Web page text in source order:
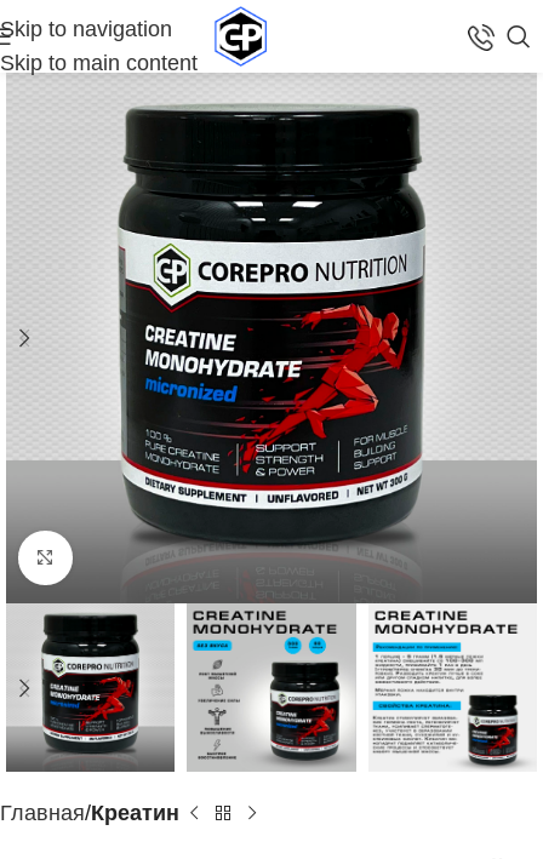
Skip to navigation
Skip to main content
Нажмите, чтобы увеличить
Главная Креатин